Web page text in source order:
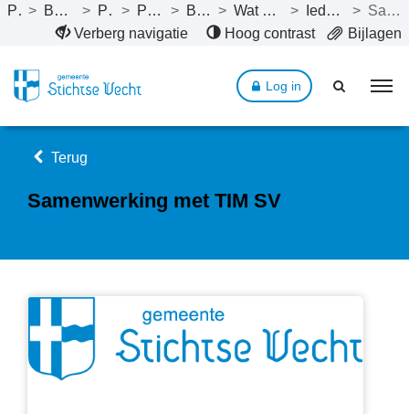
Naar hoofdinhoud
Publicaties> Bestuursrapportage 2024 > Programma’s> Programma 4. Sociaal > Beleid programma 4 > Wat willen we bereiken tot en met 2027? > Iedereen doet mee en hoort erbij >
Samenwerking met TIM SV
Verberg navigatie
Hoog contrast Bijlagen
Log in
Terug
Samenwerking met TIM SV